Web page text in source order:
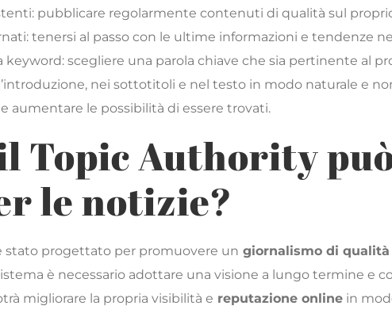
pubblicare regolarmente contenuti di qualità sul
tenersi al passo con le ultime informazioni e tendenze
keyword: scegliere una parola chiave che sia pertinente al
nei sottotitoli e nel testo in modo naturale e
aumentare le possibilità di essere trovati.
Topic Authority
le notizie?
stato progettato per promuovere un giornalismo di qualità
è necessario adottare una visione a lungo termine e
migliorare la propria visibilità e reputazione online in